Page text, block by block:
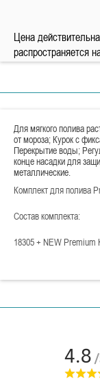
Цена
распространяется
Для мягкого полива
от мороза; Курок с
Перекрытие воды;
конце насадки для
металлические.
Комплект для полива
Состав комплекта:
18305 + NEW Premium